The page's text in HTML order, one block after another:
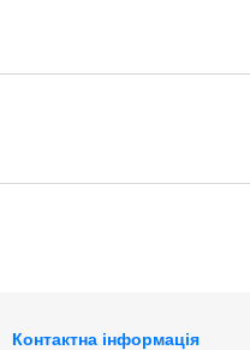
Контактна інформація